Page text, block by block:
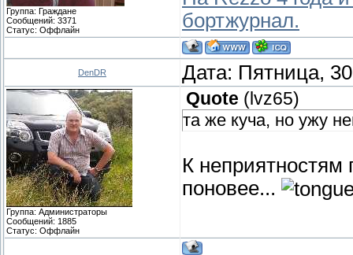
Группа: Граждане
Сообщений: 3371
Статус: Оффлайн
бортжурнал.
DenDR Дата: Пятница,
Группа: Администраторы
Сообщений: 1885
Статус: Оффлайн
Quote ( lvz65)
та же куча, но ужу
К неприятностям
поновее...